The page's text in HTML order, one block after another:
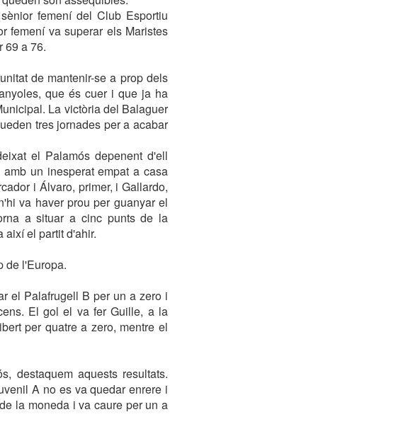
femení del Club Esportiu
femení va superar els Maristes
69 a 76.
de mantenir-se a prop dels
que és cuer i que ja ha
La victòria del Balaguer
tres jornades per a acabar
el Palamós depenent d'ell
un inesperat empat a casa
i Álvaro, primer, i Gallardo,
va haver prou per guanyar el
a situar a cinc punts de la
així el partit d'ahir.
de l'Europa.
el Palafrugell B per un a zero i
El gol el va fer Guille, a la
per quatre a zero, mentre el
destaquem aquests resultats.
A no es va quedar enrere i
la moneda i va caure per un a